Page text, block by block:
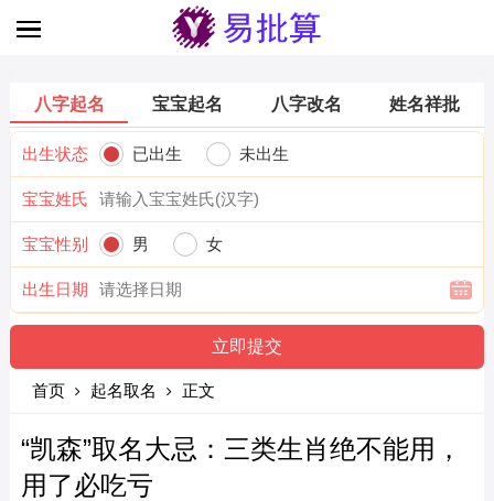
八字起名 宝宝起名 八字改名 姓名祥批
出生状态 已出生 未出生
宝宝姓氏
宝宝性别 男 女
出生日期
首页 起名取名 正文
“凯森”取名大忌：三类生肖绝不能用，
用了必吃亏